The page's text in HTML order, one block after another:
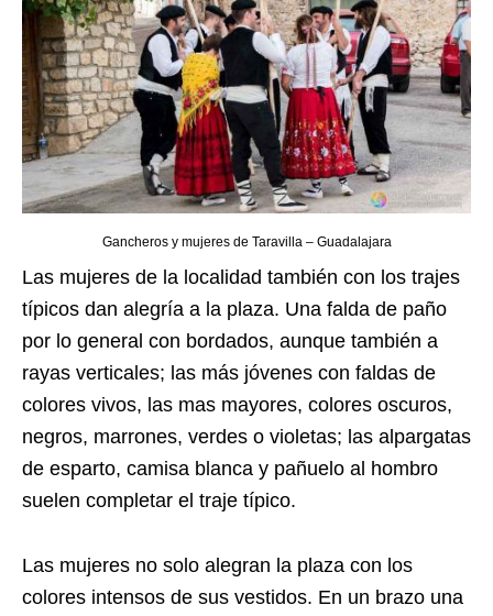
Gancheros y mujeres de Taravilla – Guadalajara
Las mujeres de la localidad también con los trajes
típicos dan alegría a la plaza. Una falda de paño
por lo general con bordados, aunque también a
rayas verticales; las más jóvenes con faldas de
colores vivos, las mas mayores, colores oscuros,
negros, marrones, verdes o violetas; las alpargatas
de esparto, camisa blanca y pañuelo al hombro
suelen completar el traje típico.
Las mujeres no solo alegran la plaza con los
colores intensos de sus vestidos. En un brazo una